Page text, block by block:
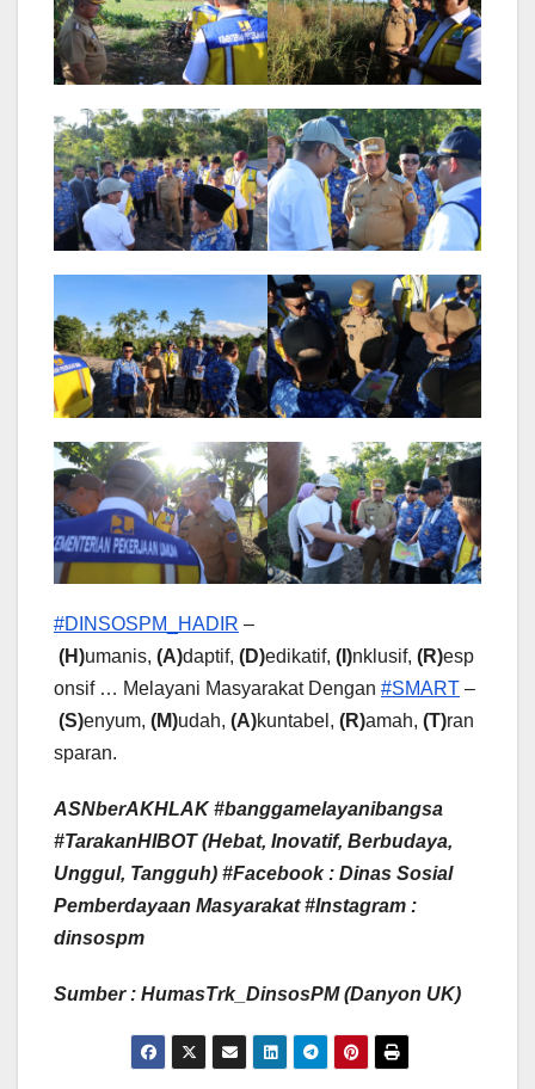
#DINSOSPM_HADIR –
(H)umanis, (A)daptif, (D)edikatif, (I)nklusif, (R)esp
onsif … Melayani Masyarakat Dengan #SMART –
(S)enyum, (M)udah, (A)kuntabel, (R)amah, (T)ran
sparan.
ASNberAKHLAK #banggamelayanibangsa
#TarakanHIBOT (Hebat, Inovatif, Berbudaya,
Unggul, Tangguh) #Facebook : Dinas Sosial
Pemberdayaan Masyarakat #Instagram :
dinsospm
Sumber : HumasTrk_DinsosPM (Danyon UK)